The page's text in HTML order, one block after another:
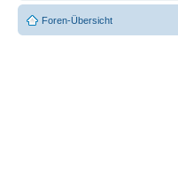
Foren-Übersicht